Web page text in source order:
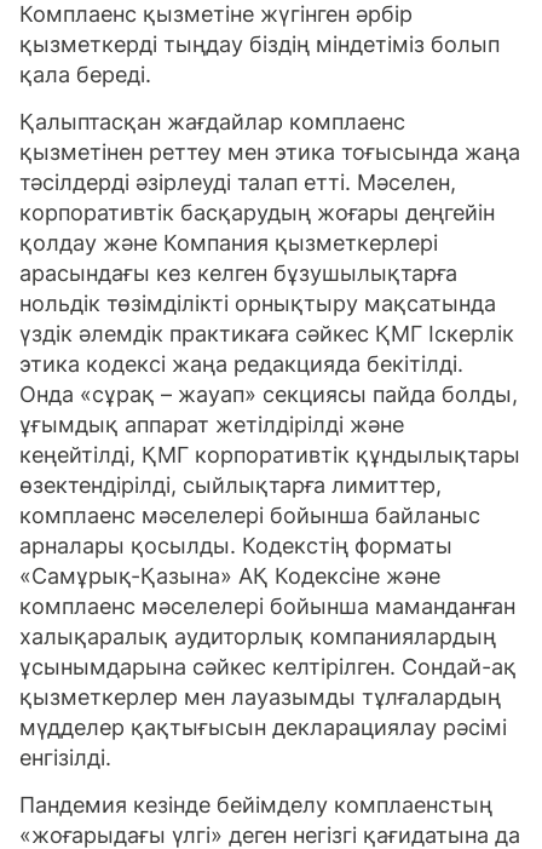
Комплаенс қызметіне жүгінген әрбір
қызметкерді тыңдау біздің міндетіміз болып
қала береді.
Қалыптасқан жағдайлар комплаенс
қызметінен реттеу мен этика тоғысында жаңа
тәсілдерді әзірлеуді талап етті. Мәселен,
корпоративтік басқарудың жоғары деңгейін
қолдау және Компания қызметкерлері
арасындағы кез келген бұзушылықтарға
нольдік төзімділікті орнықтыру мақсатында
үздік әлемдік практикаға сәйкес ҚМГ Іскерлік
этика кодексі жаңа редакцияда бекітілді.
Онда «сұрақ – жауап» секциясы пайда болды,
ұғымдық аппарат жетілдірілді және
кеңейтілді, ҚМГ корпоративтік құндылықтары
өзектендірілді, сыйлықтарға лимиттер,
комплаенс мәселелері бойынша байланыс
арналары қосылды. Кодекстің форматы
«Самұрық-Қазына» АҚ Кодексіне және
комплаенс мәселелері бойынша маманданған
халықаралық аудиторлық компаниялардың
ұсынымдарына сәйкес келтірілген. Сондай-ақ
қызметкерлер мен лауазымды тұлғалардың
мүдделер қақтығысын декларациялау рәсімі
енгізілді.
Пандемия кезінде бейімделу комплаенстың
«жоғарыдағы үлгі» деген негізгі қағидатына да